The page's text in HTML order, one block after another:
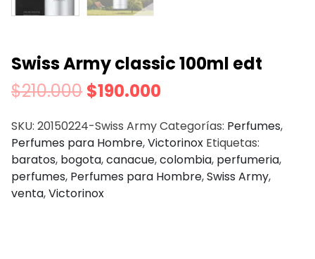
Swiss Army classic 100ml edt
$210.000 $190.000
SKU: 20150224-Swiss ArmyCategorías: Perfumes,
Perfumes para Hombre,Victorinox Etiquetas:
baratos, bogota,canacue,colombia, perfumeria,
perfumes, Perfumes para Hombre,Swiss Army,
venta,Victorinox